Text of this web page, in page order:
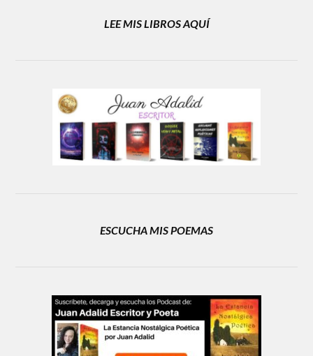
LEE MIS LIBROS AQUÍ
ESCUCHA MIS POEMAS